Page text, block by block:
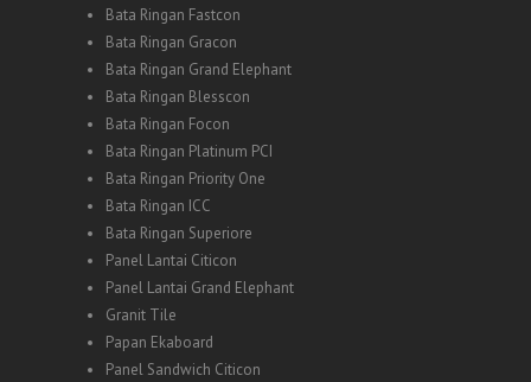
Bata Ringan Fastcon
Bata Ringan Gracon
Bata Ringan Grand Elephant
Bata Ringan Blesscon
Bata Ringan Focon
Bata Ringan Platinum PCI
Bata Ringan Priority One
Bata Ringan ICC
Bata Ringan Superiore
Panel Lantai Citicon
Panel Lantai Grand Elephant
Granit Tile
Papan Ekaboard
Panel Sandwich Citicon